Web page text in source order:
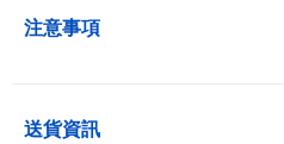
注意事項
送貨資訊